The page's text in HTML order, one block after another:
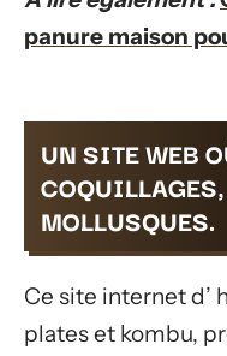
panure maison
UN SITE WEB
MOLLUSQUES.
Ce site internet d’
plates et kombu,